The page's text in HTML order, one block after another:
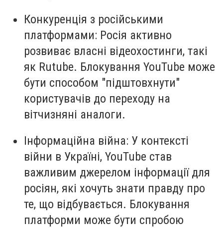
Конкуренція з російськими
платформами: Росія активно
розвиває власні відеохостинги, такі
як Rutube. Блокування YouTube може
бути способом "підштовхнути"
користувачів до переходу на
вітчизняні аналоги.
Інформаційна війна: У контексті
війни в Україні, YouTube став
важливим джерелом інформації для
росіян, які хочуть знати правду про
те, що відбувається. Блокування
платформи може бути спробою